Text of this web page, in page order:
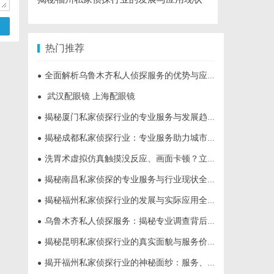
热门推荐
● 全面解析乌鲁木齐私人侦探服务的优势与应用
● 武汉配眼镜 上海配眼镜
● 揭秘厦门私家侦探行业的专业服务与发展趋势
● 揭秘成都私家侦探行业：专业服务助力城市安宁
● 洗胃术虚拟仿真触摸没反应、画面卡顿？立方幻境破解难题
● 揭秘南昌私家侦探的专业服务与行业现状全面解析
● 揭秘福州私家侦探行业的发展与实际应用全解析
● 乌鲁木齐私人侦探服务：揭秘专业调查背后的故事与应用
● 揭秘昆明私家侦探行业的真实面貌与服务价值
● 揭开福州私家侦探行业的神秘面纱：服务、优势与法律解析